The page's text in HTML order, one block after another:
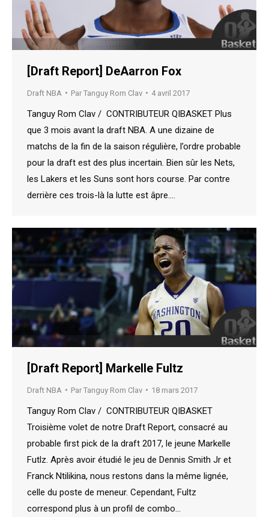
[Draft Report] DeAarron Fox
Draft NBA Par Tanguy Rom Clav 4 avril 2017
Tanguy Rom Clav / CONTRIBUTEUR QIBASKET Plus
que 3 mois avant la draft NBA. A une dizaine de
matchs de la fin de la saison régulière, l’ordre probable
pour la draft est des plus incertain. Bien sûr les Nets,
les Lakers et les Suns sont hors course. Par contre
derrière ces trois-là la lutte est âpre.…
[Draft Report] Markelle Fultz
Draft NBA Par Tanguy Rom Clav 18 mars 2017
Tanguy Rom Clav / CONTRIBUTEUR QIBASKET
Troisième volet de notre Draft Report, consacré au
probable first pick de la draft 2017, le jeune Markelle
Futlz. Après avoir étudié le jeu de Dennis Smith Jr et
Franck Ntilikina, nous restons dans la même lignée,
celle du poste de meneur. Cependant, Fultz
correspond plus à un profil de combo…